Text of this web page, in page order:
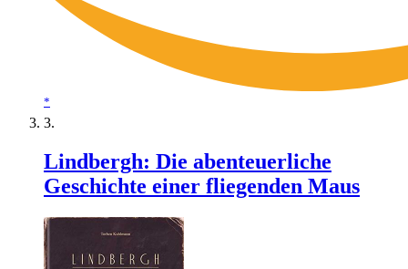
*
Lindbergh: Die abenteuerliche
Geschichte einer fliegenden Maus